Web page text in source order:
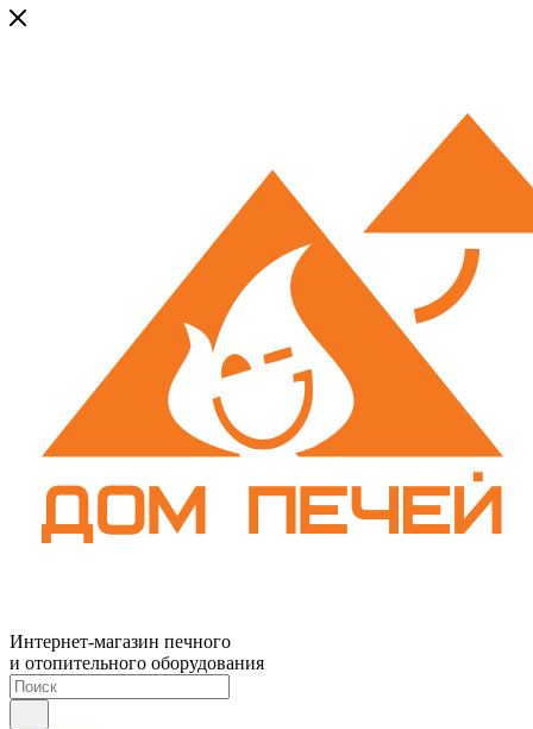
Интернет-магазин печного
и отопительного оборудования